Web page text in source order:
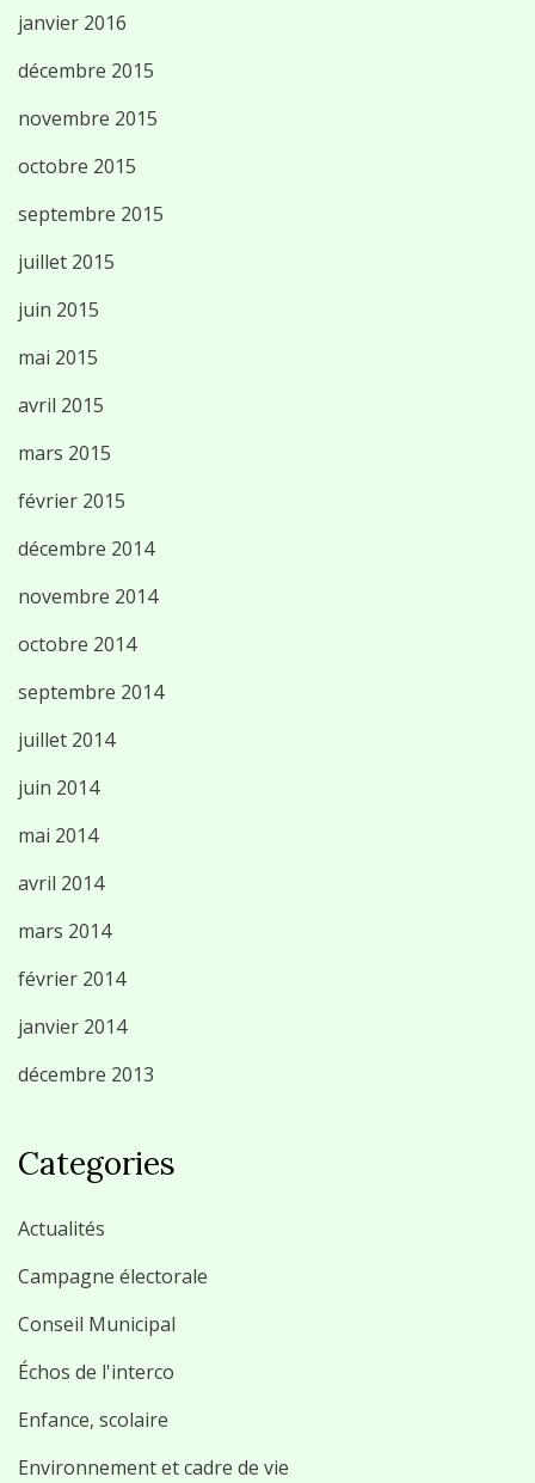
janvier 2016
décembre 2015
novembre 2015
octobre 2015
septembre 2015
juillet 2015
juin 2015
mai 2015
avril 2015
mars 2015
février 2015
décembre 2014
novembre 2014
octobre 2014
septembre 2014
juillet 2014
juin 2014
mai 2014
avril 2014
mars 2014
février 2014
janvier 2014
décembre 2013
Categories
Actualités
Campagne électorale
Conseil Municipal
Échos de l'interco
Enfance, scolaire
Environnement et cadre de vie